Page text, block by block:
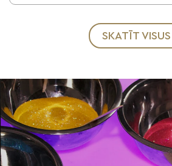
UZZINI VAIRĀK
SKATĪT VISUS